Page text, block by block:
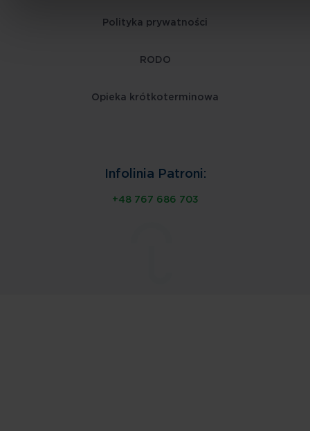
Polityka prywatności
RODO
Opieka krótkoterminowa
Infolinia Patroni:
+48 767 686 703